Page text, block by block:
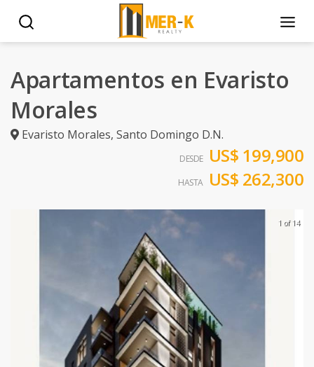
Apartamentos en Evaristo
Morales
Evaristo Morales, Santo Domingo D.N.
DESDE US$ 199,900
HASTA US$ 262,300
1 of 14